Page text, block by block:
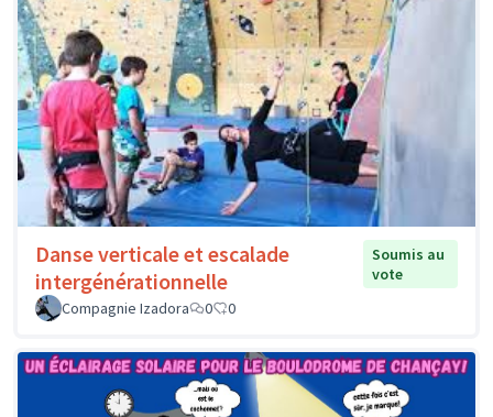
Danse verticale et escalade
intergénérationnelle
Soumis au
vote
Compagnie Izadora
0 0